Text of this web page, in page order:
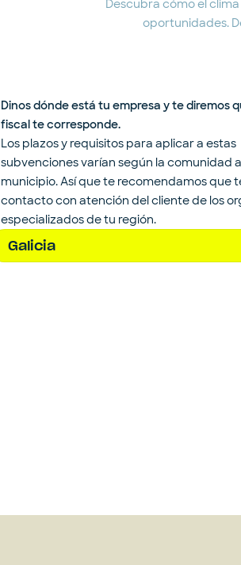
Descubra cómo el
oportunidades.
Dinos dónde está tu empresa y te diremos
fiscal te corresponde.
Los plazos y requisitos para aplicar a estas
subvenciones varían según la comunidad
municipio. Así que te recomendamos que
contacto con atención del cliente de los
especializados de tu región.
Galicia